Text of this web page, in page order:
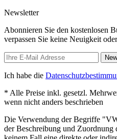
Newsletter
Abonnieren Sie den kostenlosen
verpassen Sie keine Neuigkeit
Ich habe die
* Alle Preise inkl. gesetzl.
wenn nicht anders beschrieben
Die Verwendung der Begriffe
der Beschreibung und Zuordnung